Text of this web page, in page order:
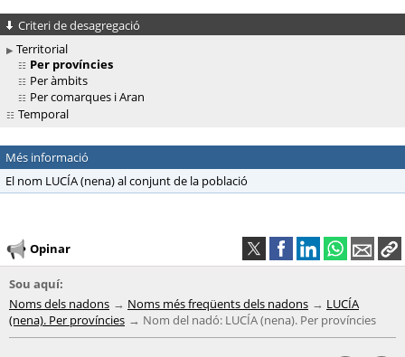
Criteri de desagregació
Territorial
Per províncies
Per àmbits
Per comarques i Aran
Temporal
Més informació
El nom LUCÍA (nena) al conjunt de la població
Opinar
Sou aquí:
Noms dels nadons
Noms més freqüents dels nadons
LUCÍA
(nena). Per províncies
Nom del nadó: LUCÍA (nena). Per províncies